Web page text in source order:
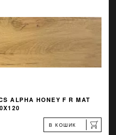
ALPHA HONEY F R MAT
В КОШИК